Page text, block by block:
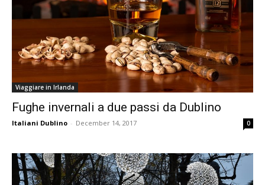
Viaggiare in Irlanda
Fughe invernali a due passi da Dublino
Italiani Dublino - December 14, 2017 0